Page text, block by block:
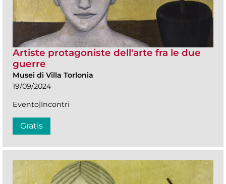
Artiste protagoniste dell'arte fra le due
guerre
Musei di Villa Torlonia
19/09/2024
Evento|Incontri
Gratis